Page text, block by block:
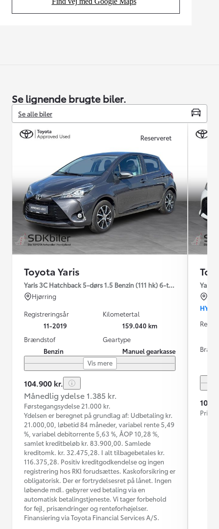
(Opens in new tab)
Se lignende brugte biler.
Se alle biler
Reserveret
Toyota Yaris
Yaris 3C Hatchback 5-dørs 1.5 Benzin (111 hk) 6-trins man. gear
Hjørring
Registreringsår
11-2019
Kilometertal
159.040 km
Brændstof
Benzin
Geartype
Manuel gearkasse
Vis mere
104.900 kr.
Månedlig ydelse 1.385 kr.
Førstegangsydelse 21.000 kr.
Ydelsen er beregnet på grundlag af: Udbetaling kr.
21.000,00, løbetid 84 måneder, variabel rente 5,49
%, variabel debitorrente 5,63 %, ÅOP 10,28 %,
samlet kreditbeløb kr. 83.900,00. Samlede
kreditomk. kr. 32.475,28. I alt tilbagebetales kr.
116.375,28. Positiv kreditgodkendelse og ingen
registrering hos RKI forudsættes. Kaskoforsikring er
obligatorisk. Der er fortrydelsesret på lånet. Ingen
løbende mdl. gebyrer ved betaling via en
automatisk betalingstjeneste. Vi tager forbehold
for fejl, prisændringer og renteforhøjelser.
Finansiering via Toyota Financial Services A/S.
Yaris